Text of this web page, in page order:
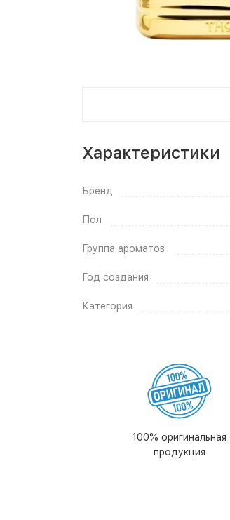
Характеристики
Бренд
Пол
Группа ароматов
Год создания
Категория
100% оригинальная
продукция